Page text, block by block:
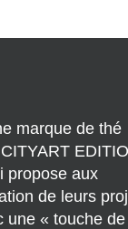
marque de thé
propose aux
de leurs
une « touche de